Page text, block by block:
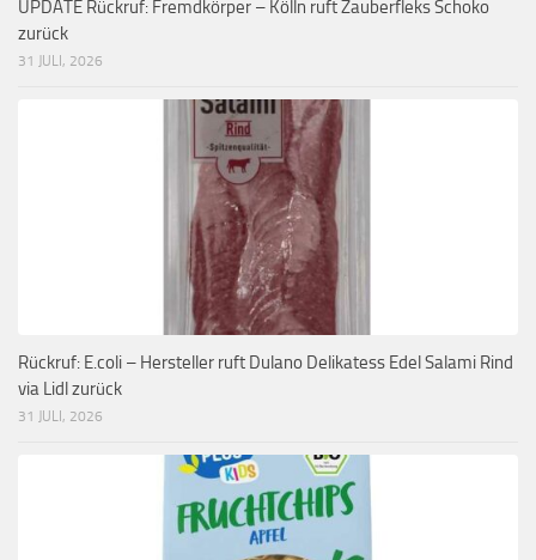
UPDATE Rückruf: Fremdkörper – Kölln ruft Zauberfleks Schoko
zurück
31 JULI, 2026
Rückruf: E.coli – Hersteller ruft Dulano Delikatess Edel Salami Rind
via Lidl zurück
31 JULI, 2026